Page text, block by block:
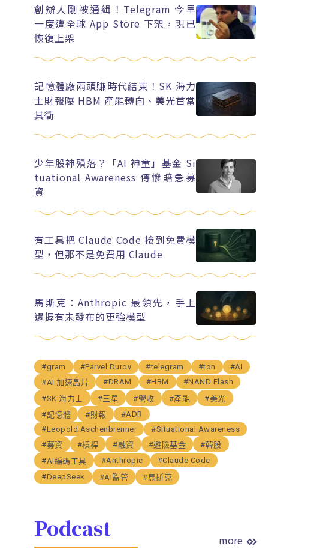
創辦人剛被通緝！Telegram 今早
一度遭全球 App Store 下架，現已
恢復上架
記憶體廠兩頭賺時代結束！SK 海力
士財報曝 HBM 產能轉向、美光首當
其衝
少年股神殞落？「AI 神童」基金 Si
tuational Awareness 傳慘賠急募
資
有工具把 Claude Code 接到免費模
型，但那不是免費用 Claude
馬斯克：Anthropic 最領先，手上
還握有未發布的更強模型
#gram #Parvel Durov #telegram #ton
#AI
#AI 加速晶片
#DRAM #HBM
#NAND Flash
#SK 海力士
#三星 #營收 #產能
#美光
#記憶體
#財報
#ADR
#Leopold Aschenbrenner
#Situational Awareness
#募資
#槓桿 #融資 #避險基金
#韓股
#AI編碼工具
#Anthropic
#Claude Code
#DeepSeek
#AI監管 #馬斯克
Podcast more